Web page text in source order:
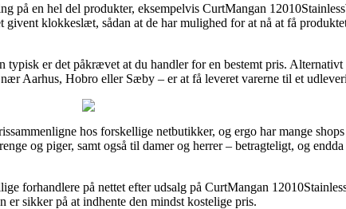
på en hel del produkter, eksempelvis CurtMangan
klokkeslæt, sådan at de har mulighed for at nå at få
typisk er det påkrævet at du handler for en bestemt pris.
Aarhus, Hobro eller Sæby – er at få leveret varerne til et
hos forskellige netbutikker, og ergo har mange
og piger, samt også til damer og herrer – betragteligt, og
forhandlere på nettet efter udsalg på CurtMangan
sikker på at indhente den mindst kostelige pris.